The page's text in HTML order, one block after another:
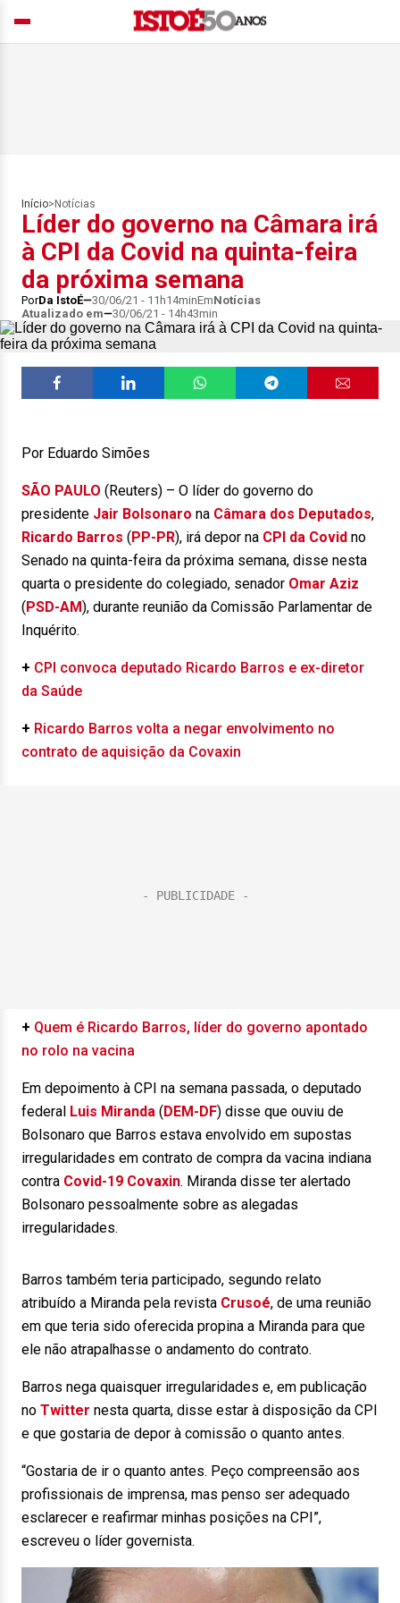
Início> Notícias
Líder do governo na Câmara irá
à CPI da Covid na quinta-feira
da próxima semana
PorDa IstoÉ 30/06/21 - 11h14minEmNotícias
Atualizado em
30/06/21 - 14h43min
Por Eduardo Simões
SÃO PAULO (Reuters) – O líder do governo do
presidente Jair Bolsonaro na Câmara dos Deputados,
Ricardo Barros (PP-PR), irá depor na CPI da Covid no
Senado na quinta-feira da próxima semana, disse nesta
quarta o presidente do colegiado, senador Omar Aziz
(PSD-AM), durante reunião da Comissão Parlamentar de
Inquérito.
+ CPI convoca deputado Ricardo Barros e ex-diretor
da Saúde
+ Ricardo Barros volta a negar envolvimento no
contrato de aquisição da Covaxin
+ Quem é Ricardo Barros, líder do governo apontado
no rolo na vacina
Em depoimento à CPI na semana passada, o deputado
federal Luis Miranda (DEM-DF) disse que ouviu de
Bolsonaro que Barros estava envolvido em supostas
irregularidades em contrato de compra da vacina indiana
contra Covid-19 Covaxin. Miranda disse ter alertado
Bolsonaro pessoalmente sobre as alegadas
irregularidades.
Barros também teria participado, segundo relato
atribuído a Miranda pela revista Crusoé, de uma reunião
em que teria sido oferecida propina a Miranda para que
ele não atrapalhasse o andamento do contrato.
Barros nega quaisquer irregularidades e, em publicação
no Twitter nesta quarta, disse estar à disposição da CPI
e que gostaria de depor à comissão o quanto antes.
“Gostaria de ir o quanto antes. Peço compreensão aos
profissionais de imprensa, mas penso ser adequado
esclarecer e reafirmar minhas posições na CPI”,
escreveu o líder governista.